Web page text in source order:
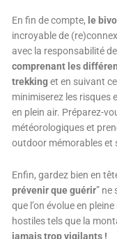
En fin de compte, le
incroyable de
avec la responsabilité
comprenant les
trekkinget en suivant
minimiserez les risques
en plein air. Préparez-
météorologiques et
outdoor mémorables et
Enfin, gardez bien en
prévenir que guérir” ne
que l’on évolue en
hostiles tels que la
jamais trop vigilants !